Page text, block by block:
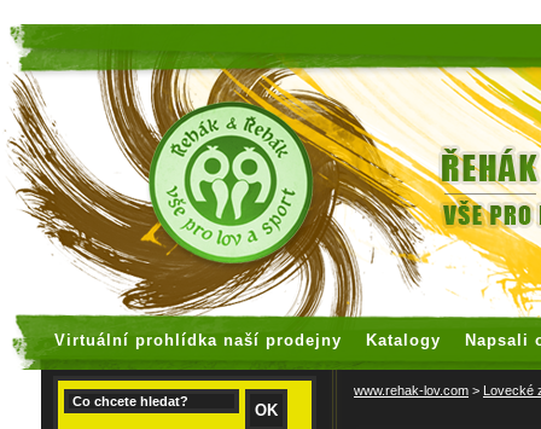
the greatest quality of wrist watches.rolex yacht master
Virtuální prohlídka naší prodejny Katalogy Napsali
www.rehak-lov.com > Lovecké